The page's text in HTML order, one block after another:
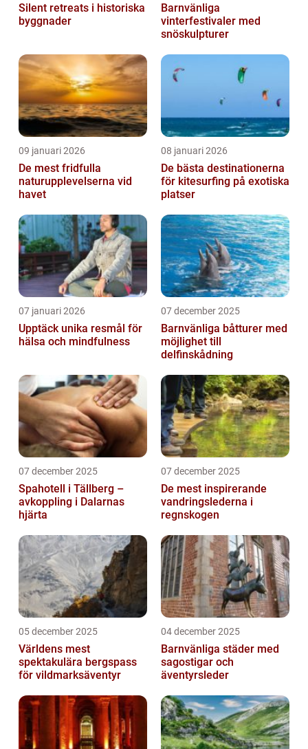
Silent retreats i historiska
byggnader
Barnvänliga
vinterfestivaler med
snöskulpturer
09 januari 2026
De mest fridfulla
naturupplevelserna vid
havet
08 januari 2026
De bästa destinationerna
för kitesurfing på exotiska
platser
07 januari 2026
Upptäck unika resmål för
hälsa och mindfulness
07 december 2025
Barnvänliga båtturer med
möjlighet till
delfinskådning
07 december 2025
Spahotell i Tällberg –
avkoppling i Dalarnas
hjärta
07 december 2025
De mest inspirerande
vandringslederna i
regnskogen
05 december 2025
Världens mest
spektakulära bergspass
för vildmarksäventyr
04 december 2025
Barnvänliga städer med
sagostigar och
äventyrsleder